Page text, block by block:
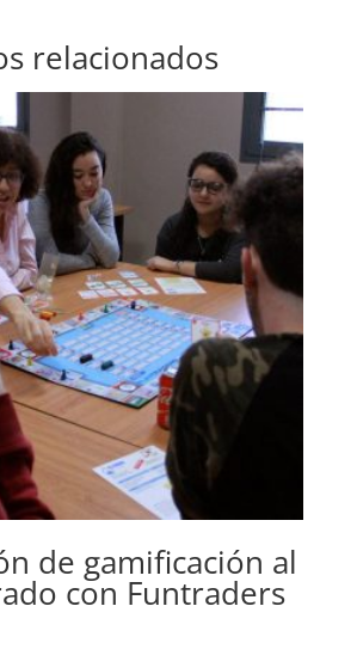
relacionados
de gamificación al
con Funtraders